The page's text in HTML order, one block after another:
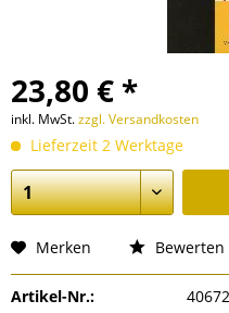
23,80 € *
inkl. MwSt.zzgl. Versandkosten
Lieferzeit 2 Werktage
Merken Bewerten
Artikel-Nr.: